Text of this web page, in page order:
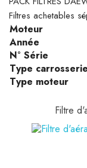
Filtres achetables
Moteur
Année
N° Série
Type carrosserie
Type moteur
Filtre